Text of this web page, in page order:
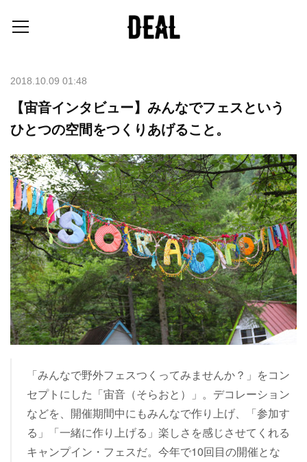
2018.10.09 01:48
【宙音インタビュー】みんなでフェスという
ひとつの空間をつくりあげること。
「みんなで野外フェスつくってみませんか？」をコン
セプトにした「宙音（そらおと）」。デコレーション
などを、開催期間中にもみんなで作り上げ、「参加す
る」「一緒に作り上げる」楽しさを感じさせてくれる
キャンプイン・フェスだ。今年で10回目の開催とな